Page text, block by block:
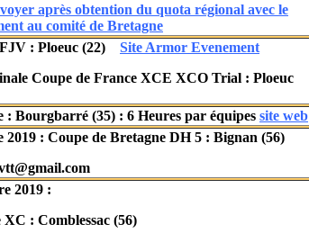
après obtention du quota régional avec le
au comité de Bretagne
: Ploeuc (22) Site Armor Evenement
Coupe de France XCE XCO Trial : Ploeuc
: Bourgbarré (35) : 6 Heures par équipes site web
2019 : Coupe de Bretagne DH 5 : Bignan (56)
2019 :
: Comblessac (56)